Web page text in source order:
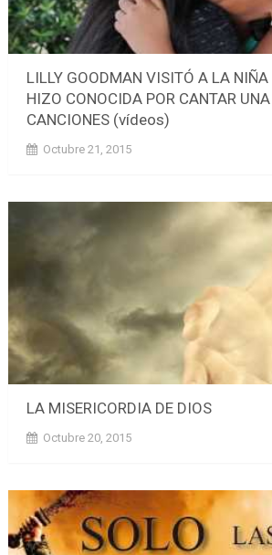
LILLY GOODMAN VISITÓ A LA NIÑA
HIZO CONOCIDA POR CANTAR
CANCIONES (vídeos)
Octubre 21, 2015
LA MISERICORDIA DE DIOS
Octubre 20, 2015